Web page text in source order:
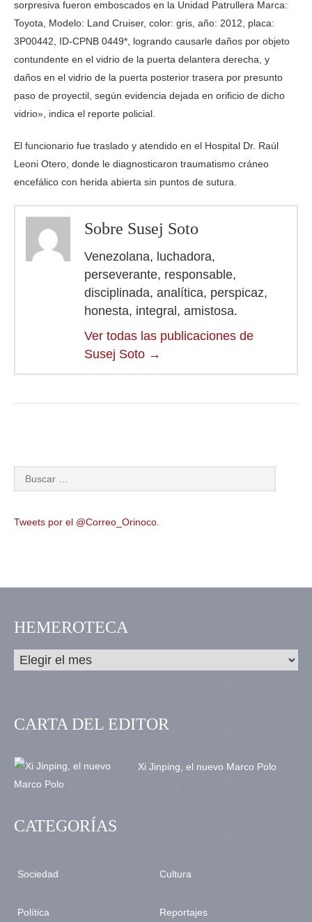
sorpresiva fueron emboscados en la Unidad Patrullera Marca:
Toyota, Modelo: Land Cruiser, color: gris, año: 2012, placa:
3P00442, ID-CPNB 0449*, logrando causarle daños por objeto
contundente en el vidrio de la puerta delantera derecha, y
daños en el vidrio de la puerta posterior trasera por presunto
paso de proyectil, según evidencia dejada en orificio de dicho
vidrio», indica el reporte policial.
El funcionario fue traslado y atendido en el Hospital Dr. Raúl
Leoni Otero, donde le diagnosticaron traumatismo cráneo
encefálico con herida abierta sin puntos de sutura.
Sobre Susej Soto
Venezolana, luchadora,
perseverante, responsable,
disciplinada, analítica, perspicaz,
honesta, integral, amistosa.
Ver todas las publicaciones de
Susej Soto →
Tweets por el @Correo_Orinoco.
HEMEROTECA
CARTA DEL EDITOR
Xi Jinping, el nuevo Marco Polo
CATEGORÍAS
Sociedad
Política
Cultura
Reportajes